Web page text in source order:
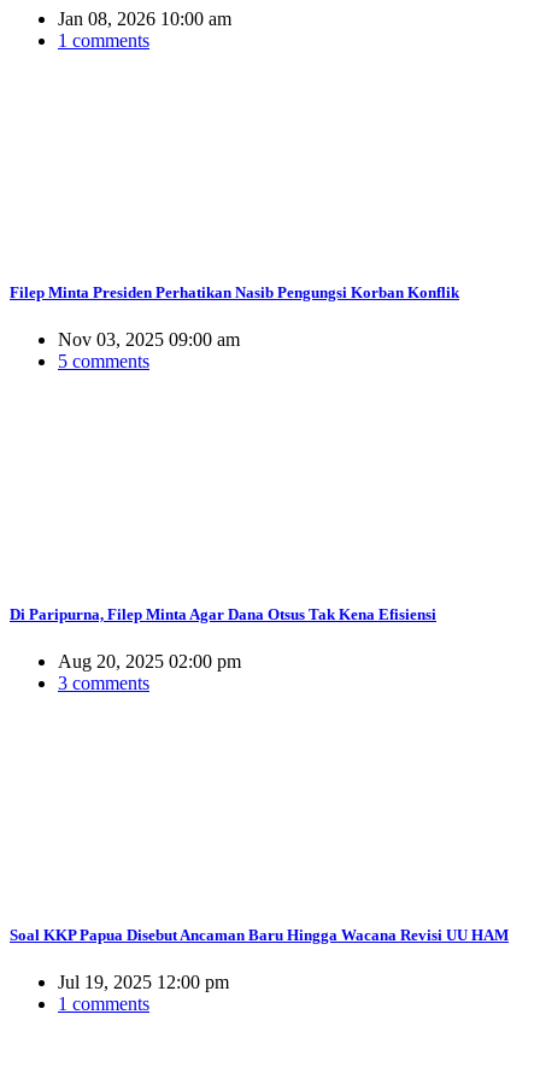
Jan 08, 2026 10:00 am
1 comments
Filep Minta Presiden Perhatikan Nasib Pengungsi Korban Konflik
Nov 03, 2025 09:00 am
5 comments
Di Paripurna, Filep Minta Agar Dana Otsus Tak Kena Efisiensi
Aug 20, 2025 02:00 pm
3 comments
Soal KKP Papua Disebut Ancaman Baru Hingga Wacana Revisi UU HAM
Jul 19, 2025 12:00 pm
1 comments